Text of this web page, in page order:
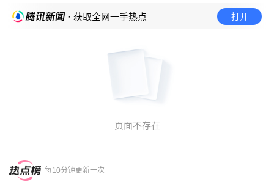
· 获取全网一手热点 打开
页面不存在
每10分钟更新一次